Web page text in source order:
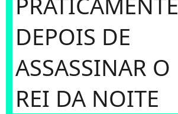
DEPOIS DE
ASSASSINAR O
REI DA NOITE